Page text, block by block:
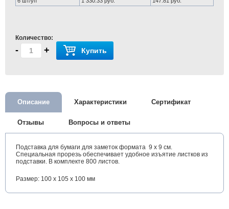
Количество:
- + Купить
Описание Характеристики Сертификат
Отзывы Вопросы и ответы
Подставка для бумаги для заметок формата 9 х 9 см.
Специальная прорезь обеспечивает удобное изъятие листков из
подставки. В комплекте 800 листов.
Размер: 100 x 105 x 100 мм